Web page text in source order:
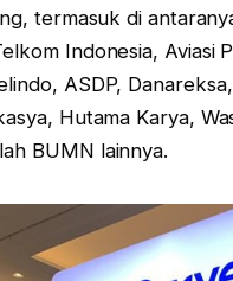
termasuk di
Indonesia, Aviasi
ASDP,
Hutama Karya,
BUMN lainnya.